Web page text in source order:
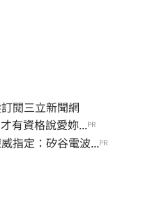
閱三立新聞網
有資格說愛妳...PR
指定：矽谷電波...PR